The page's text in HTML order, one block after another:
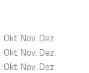
Okt. Nov. Dez.
Okt. Nov. Dez.
Okt. Nov. Dez.